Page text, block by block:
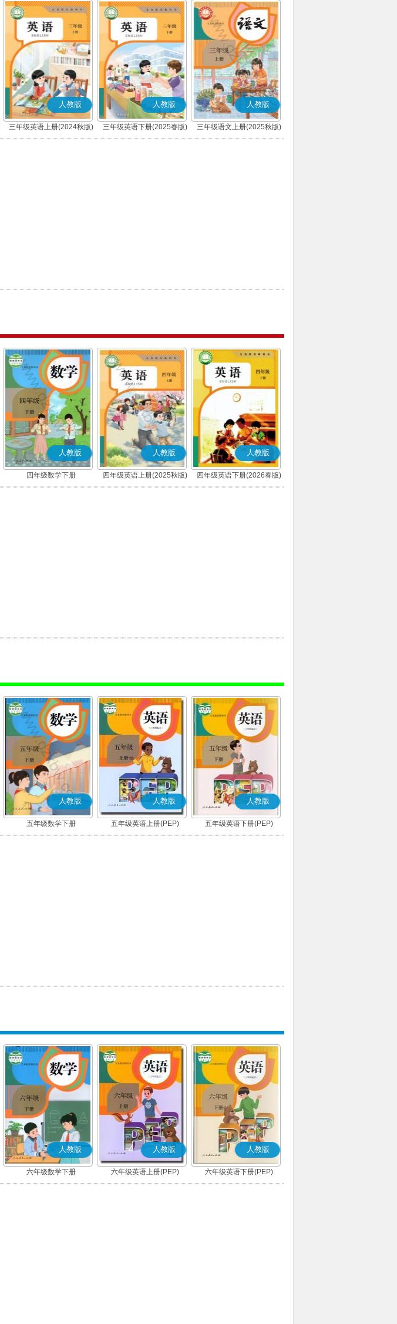
人教版
三年级英语上册(2024秋版)
(PEP)
人教版
三年级英语下册(2025春版)
(PEP)
人教版
三年级语文上册(2025秋版)
(部编版)
人教版
四年级数学下册
人教版
四年级英语上册(2025秋版)
(PEP)
人教版
四年级英语下册(2026春版)
(PEP)
人教版
五年级数学下册
人教版
五年级英语上册(PEP)
人教版
五年级英语下册(PEP)
人教版
六年级数学下册
人教版
六年级英语上册(PEP)
人教版
六年级英语下册(PEP)